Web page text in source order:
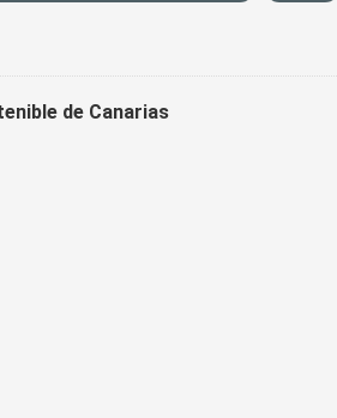
de Canarias